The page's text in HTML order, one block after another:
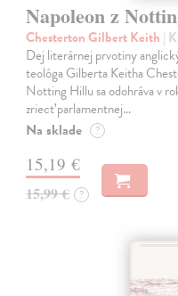
Napoleon z
Chesterton Gilbert Keith |
Dej literárnej prvotiny
teológa Gilberta Keitha
Notting Hillu sa odohráva v
zriecť parlamentnej…
Na sklade ?
15,19 €
15,99 € ?